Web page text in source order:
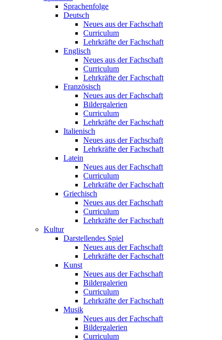
Sprachenfolge
Deutsch
Neues aus der Fachschaft
Curriculum
Lehrkräfte der Fachschaft
Englisch
Neues aus der Fachschaft
Curriculum
Lehrkräfte der Fachschaft
Französisch
Neues aus der Fachschaft
Bildergalerien
Curriculum
Lehrkräfte der Fachschaft
Italienisch
Neues aus der Fachschaft
Lehrkräfte der Fachschaft
Latein
Neues aus der Fachschaft
Curriculum
Lehrkräfte der Fachschaft
Griechisch
Neues aus der Fachschaft
Curriculum
Lehrkräfte der Fachschaft
Kultur
Darstellendes Spiel
Neues aus der Fachschaft
Lehrkräfte der Fachschaft
Kunst
Neues aus der Fachschaft
Bildergalerien
Curriculum
Lehrkräfte der Fachschaft
Musik
Neues aus der Fachschaft
Bildergalerien
Curriculum